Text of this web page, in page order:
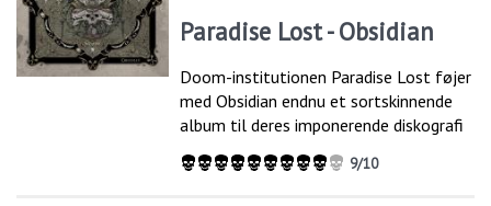
Paradise Lost - Obsidian
Doom-institutionen Paradise Lost føjer
med Obsidian endnu et sortskinnende
album til deres imponerende diskografi
9/10